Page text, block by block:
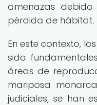
amenazas
pérdida de hábitat.
En este contexto,
sido
áreas de
mariposa
judiciales, se han